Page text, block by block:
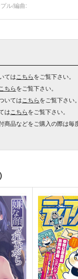
ル/編曲:
ては こちらをご覧下さい。
こちらをご覧下さい。
いては こちらをご覧下さい。
は こちらをご覧下さい。
商品などをご購入の際は毎